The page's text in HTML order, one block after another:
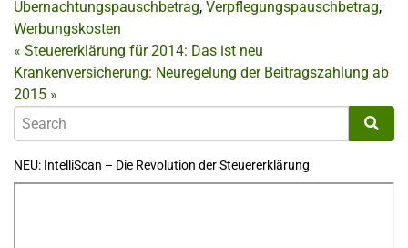
Übernachtungspauschbetrag, Verpflegungspauschbetrag,
Werbungskosten
« Steuererklärung für 2014: Das ist neu
Krankenversicherung: Neuregelung der Beitragszahlung ab
2015 »
NEU: IntelliScan – Die Revolution der Steuererklärung